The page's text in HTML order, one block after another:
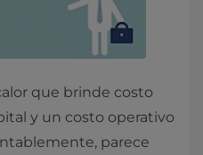
que brinde costo
y un costo operativo
parece